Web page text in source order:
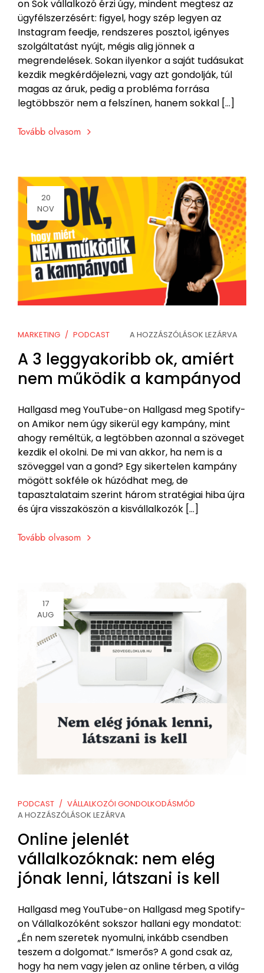
on Sok vállalkozó érzi úgy, mindent megtesz az
ügyfélszerzésért: figyel, hogy szép legyen az
Instagram feedje, rendszeres posztol, igényes
szolgáltatást nyújt, mégis alig jönnek a
megrendelések. Sokan ilyenkor a saját tudásukat
kezdik megkérdőjelezni, vagy azt gondolják, túl
magas az áruk, pedig a probléma forrása
legtöbbször nem a felszínen, hanem sokkal […]
Tovább olvasom
20
NOV
MARKETING PODCAST A HOZZÁSZÓLÁSOK LEZÁRVA
A 3 leggyakoribb ok, amiért
nem működik a kampányod
Hallgasd meg YouTube-on Hallgasd meg Spotify-
on Amikor nem úgy sikerül egy kampány, mint
ahogy reméltük, a legtöbben azonnal a szöveget
kezdik el okolni. De mi van akkor, ha nem is a
szöveggel van a gond? Egy sikertelen kampány
mögött sokféle ok húzódhat meg, de
tapasztalataim szerint három stratégiai hiba újra
és újra visszaköszön a kisvállalkozók […]
Tovább olvasom
17
AUG
PODCAST
VÁLLALKOZÓI GONDOLKODÁSMÓD
A HOZZÁSZÓLÁSOK LEZÁRVA
Online jelenlét
vállalkozóknak: nem elég
jónak lenni, látszani is kell
Hallgasd meg YouTube-on Hallgasd meg Spotify-
on Vállalkozóként sokszor hallani egy mondatot:
„Én nem szeretek nyomulni, inkább csendben
teszem a dolgomat.” Ismerős? A gond csak az,
hogy ha nem vagy jelen az online térben, a világ